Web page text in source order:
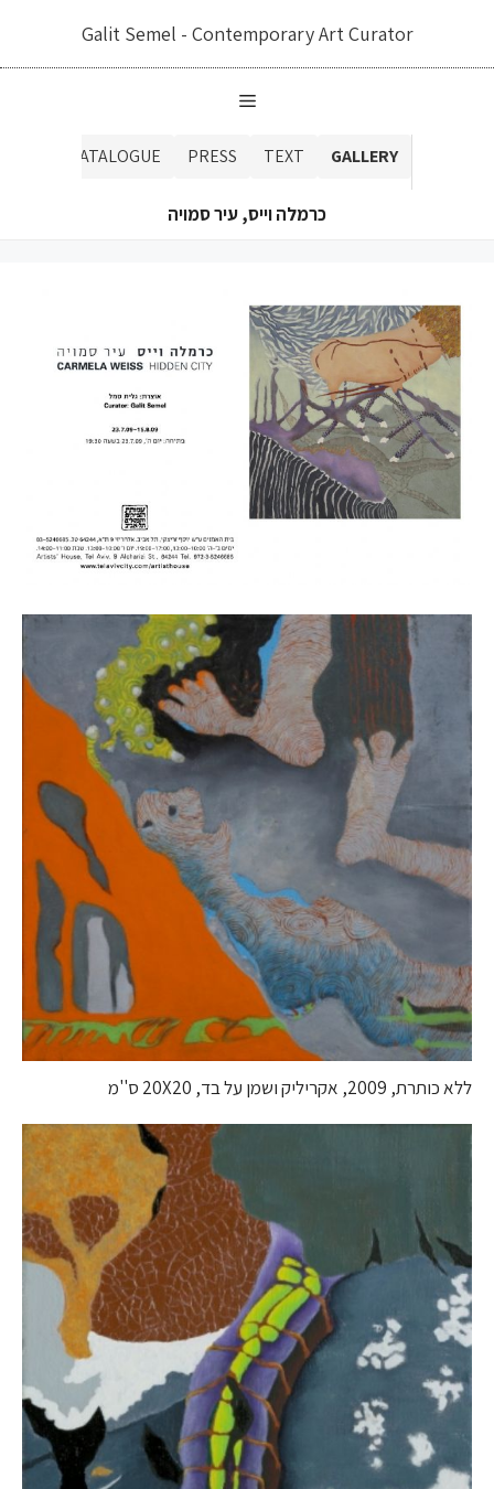
Galit Semel - Contemporary Art Curator
GALLERY
TEXT
PRESS
CATALOGUE
כרמלה וייס, עיר סמויה
ללא כותרת, 2009, אקריליק ושמן על בד, 20X20 ס''מ